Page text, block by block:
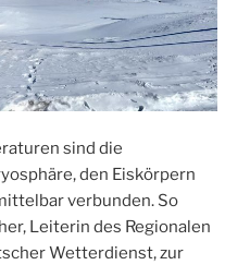
sind die
den Eiskörpern
verbunden. So
Leiterin des Regionalen
Wetterdienst, zur